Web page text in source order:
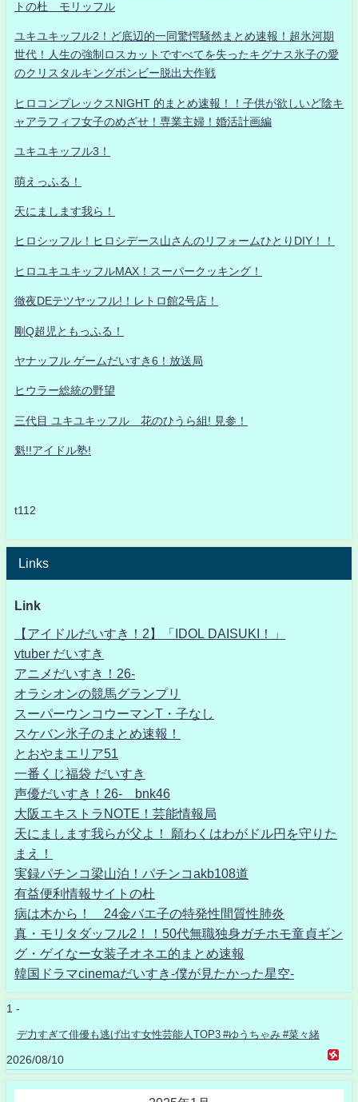
トの杜 モリッフル
ユキユキッフル2！ど底辺的一同驚愕騒然まとめ速報！超氷河期
世代！人生の強制ロスカットですべてを失ったキグナス氷子の愛
のクリスタルキングボンビー脱出大作戦
ヒロコンプレックスNIGHT 的まとめ速報！！子供が欲しいど陰キ
ャアラフィフ女子のめざせ！専業主婦！婚活計画編
ユキユキッフル3！
萌えっふる！
天にまします我ら！
ヒロシッフル！ヒロシデース山さんのリフォームひとりDIY！！
ヒロユキユキッフルMAX！スーパークッキング！
徹夜DEテツヤッフル!！レトロ館2号店！
剛Q超児ともっふる！
ヤナッフル ゲームだいすき6！放送局
ヒウラー総統の野望
三代目 ユキユキッフル 花のひうら組! 見参！
魁!!アイドル塾!
t112
Links
Link
【アイドルだいすき！2】「IDOL DAISUKI！」
vtuber だいすき
アニメだいすき！26-
オラシオンの競馬グランプリ
スーパーウンコウーマンT・子なし
スケバン氷子のまとめ速報！
とおやまエリア51
一番くじ福袋 だいすき
声優だいすき！26- bnk46
大阪エキストラNOTE！芸能情報局
天にまします我らが父よ！ 願わくはわがドル円を守りた
まえ！
実録パチンコ梁山泊！パチンコakb108道
有益便利情報サイトの杜
病は木から！ 24金バエ子の特発性間質性肺炎
真・モリタダッフル2！！50代無職独身ガチホモ童貞ギン
グ・ゲイなー女装子オネエ的まとめ速報
韓国ドラマcinemaだいすき-僕が見たかった星空-
1 -
デ力すぎて俳優も逃げ出す女性芸能人TOP3 #ゆうちゃみ #菜々緒
2026/08/10